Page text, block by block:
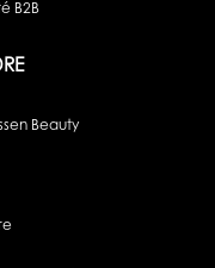
B2B
Beauty